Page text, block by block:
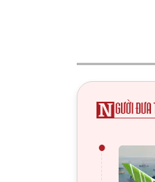
•